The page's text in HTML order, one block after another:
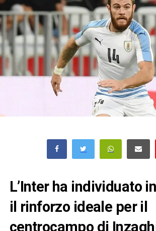
L’Inter ha individuato
il rinforzo ideale per il
centrocampo di